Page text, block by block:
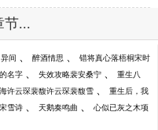
节...
异间 、 醉酒情思 、 错将真心落梧桐宋时
名字 、 失效攻略裴安桑宁 、 重生八
许云琛裴馥许云琛裴馥雪 、 重生后，我
雪诗 、 天鹅奏鸣曲 、 心似已灰之木项